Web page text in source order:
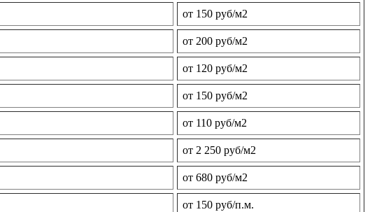
от 150 руб/м2
от 200 руб/м2
от 120 руб/м2
от 150 руб/м2
от 110 руб/м2
от 2 250 руб/м2
от 680 руб/м2
от 150 руб/п.м.